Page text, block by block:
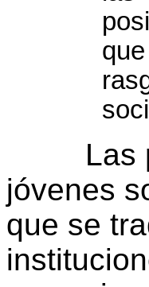
Las
jóvenes
que se